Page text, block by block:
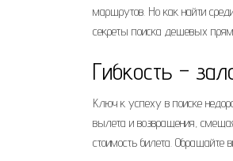
маршрутов. Но как найти
секреты поиска дешевых
Гибкость –
Ключ к успеху в поиске
вылета и возвращения,
стоимость билета.